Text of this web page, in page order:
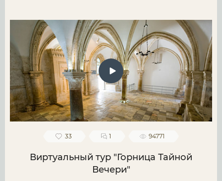
33 1 94771
Виртуальный тур "Горница Тайной
Вечери"